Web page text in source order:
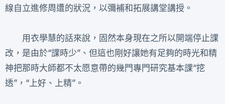
線自立進修周遭的狀況，以彌補和拓展講堂講授。
用衣學慧的話來說，固然本身現在之所以開端停止課
改，是由於“課時少”、但這也剛好讓她有足夠的時光和精
神把那時大師都不太愿意帶的幾門專門研究基本課“挖
透”，“上好、上精”。